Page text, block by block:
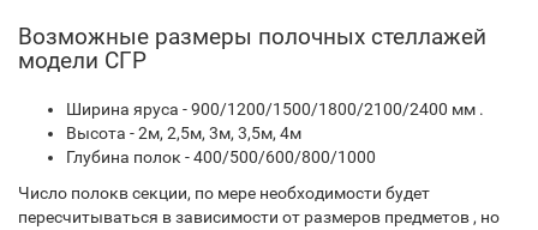
Возможные размеры полочных стеллажей
модели СГР
Ширина яруса - 900/1200/1500/1800/2100/2400 мм .
Высота - 2м, 2,5м, 3м, 3,5м, 4м
Глубина полок - 400/500/600/800/1000
Число полокв секции, по мере необходимости будет
пересчитываться в зависимости от размеров предметов , но